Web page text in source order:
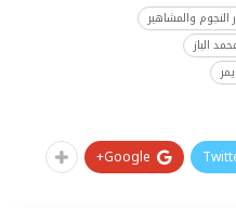
النجوم والمشاهير
الباز
Google+